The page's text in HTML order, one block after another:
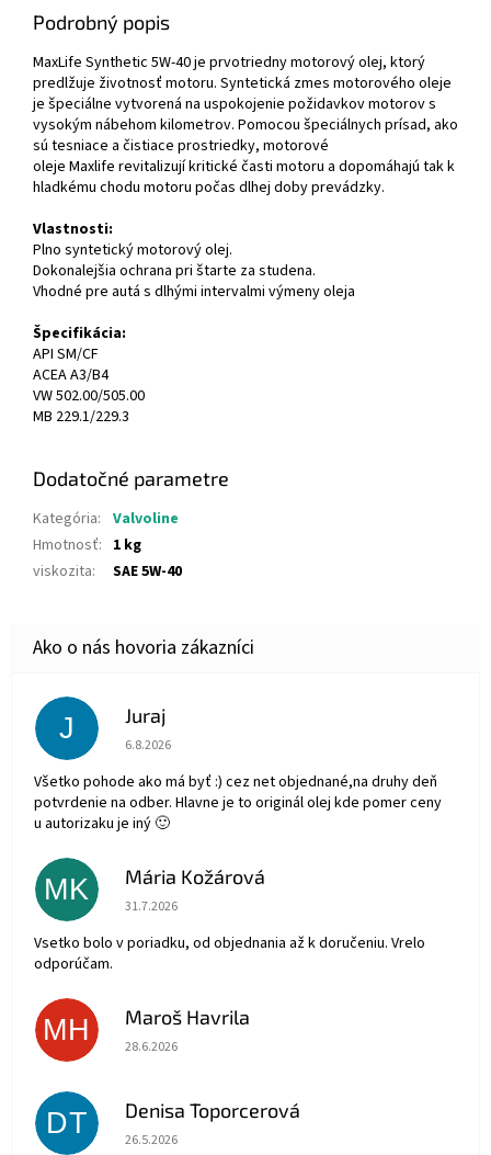
Podrobný popis
MaxLife Synthetic 5W-40 je prvotriedny motorový olej, ktorý
predlžuje životnosť motoru. Syntetická zmes motorového oleje
je špeciálne vytvorená na uspokojenie požidavkov motorov s
vysokým nábehom kilometrov. Pomocou špeciálnych prísad, ako
sú tesniace a čistiace prostriedky, motorové
oleje Maxlife revitalizují kritické časti motoru a dopomáhajú tak k
hladkému chodu motoru počas dlhej doby prevádzky.
Vlastnosti:
Plno syntetický motorový olej.
Dokonalejšia ochrana pri štarte za studena.
Vhodné pre autá s dlhými intervalmi výmeny oleja
Špecifikácia:
API SM/CF
ACEA A3/B4
VW 502.00/505.00
MB 229.1/229.3
Dodatočné parametre
Kategória: Valvoline
Hmotnosť: 1 kg
viskozita: SAE 5W-40
J Juraj
Hodnotenie obchodu je 5 z 5 hviezdičiek.
6.8.2026
Všetko pohode ako má byť :) cez net objednané,na druhy deň
potvrdenie na odber. Hlavne je to originál olej kde pomer ceny
u autorizaku je iný 🙂
MK Mária Kožárová
Hodnotenie obchodu je 5 z 5 hviezdičiek.
31.7.2026
Vsetko bolo v poriadku, od objednania až k doručeniu. Vrelo
odporúčam.
MH Maroš Havrila
Hodnotenie obchodu je 5 z 5 hviezdičiek.
28.6.2026
DT Denisa Toporcerová
Hodnotenie obchodu je 5 z 5 hviezdičiek.
26.5.2026